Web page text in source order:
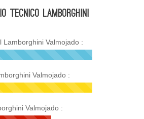
Tecnico Lamborghini
Lamborghini Valmojado :
Valmojado :
Valmojado :